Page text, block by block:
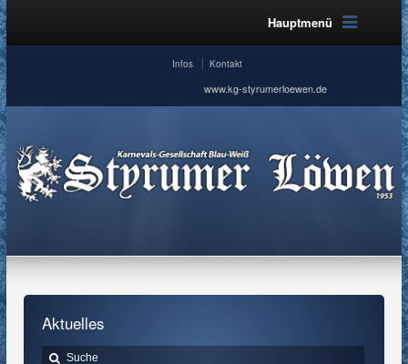
Hauptmenü
Infos Kontakt
www.kg-styrumerloewen.de
Aktuelles